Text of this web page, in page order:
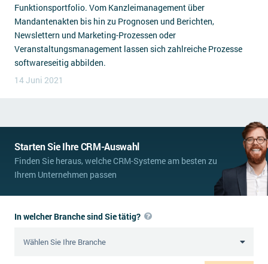
Funktionsportfolio. Vom Kanzleimanagement über
Mandantenakten bis hin zu Prognosen und Berichten,
Newslettern und Marketing-Prozessen oder
Veranstaltungsmanagement lassen sich zahlreiche Prozesse
softwareseitig abbilden.
14 Juni 2021
Starten Sie Ihre CRM-Auswahl
Finden Sie heraus, welche CRM-Systeme am besten zu
Ihrem Unternehmen passen
In welcher Branche sind Sie tätig?